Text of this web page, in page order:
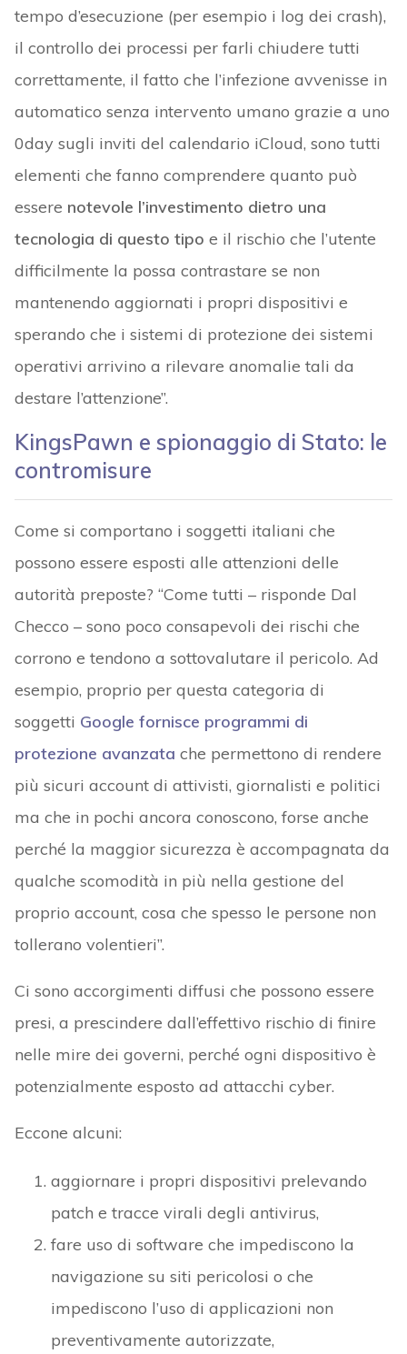
tempo d’esecuzione (per esempio i log dei crash),
il controllo dei processi per farli chiudere tutti
correttamente, il fatto che l’infezione avvenisse in
automatico senza intervento umano grazie a uno
0day sugli inviti del calendario iCloud, sono tutti
elementi che fanno comprendere quanto può
essere notevole l’investimento dietro una
tecnologia di questo tipo e il rischio che l’utente
difficilmente la possa contrastare se non
mantenendo aggiornati i propri dispositivi e
sperando che i sistemi di protezione dei sistemi
operativi arrivino a rilevare anomalie tali da
destare l’attenzione”.
KingsPawn e spionaggio di Stato: le
contromisure
Come si comportano i soggetti italiani che
possono essere esposti alle attenzioni delle
autorità preposte? “Come tutti – risponde Dal
Checco – sono poco consapevoli dei rischi che
corrono e tendono a sottovalutare il pericolo. Ad
esempio, proprio per questa categoria di
soggetti Google fornisce programmi di
protezione avanzata che permettono di rendere
più sicuri account di attivisti, giornalisti e politici
ma che in pochi ancora conoscono, forse anche
perché la maggior sicurezza è accompagnata da
qualche scomodità in più nella gestione del
proprio account, cosa che spesso le persone non
tollerano volentieri”.
Ci sono accorgimenti diffusi che possono essere
presi, a prescindere dall’effettivo rischio di finire
nelle mire dei governi, perché ogni dispositivo è
potenzialmente esposto ad attacchi cyber.
Eccone alcuni:
aggiornare i propri dispositivi prelevando
patch e tracce virali degli antivirus,
fare uso di software che impediscono la
navigazione su siti pericolosi o che
impediscono l’uso di applicazioni non
preventivamente autorizzate,